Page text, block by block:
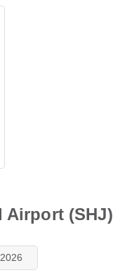
Airport (SHJ)